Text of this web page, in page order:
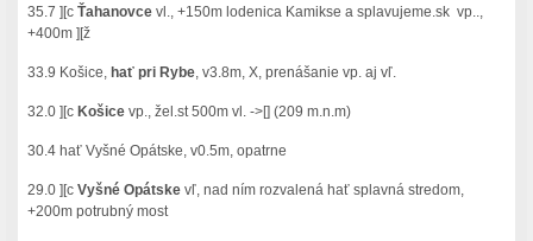
35.7 ][cŤahanovcevl., +150m lodenica Kamikse a splavujeme.sk vp..,
+400m ][ž
33.9 Košice, hať pri Rybe, v3.8m, X, prenášanie vp. aj vľ.
32.0 ][c Košice vp., žel.st 500m vl. ->[] (209 m.n.m)
30.4 hať Vyšné Opátske, v0.5m, opatrne
29.0 ][cVyšné Opátskevľ, nad ním rozvalená hať splavná stredom,
+200m potrubný most